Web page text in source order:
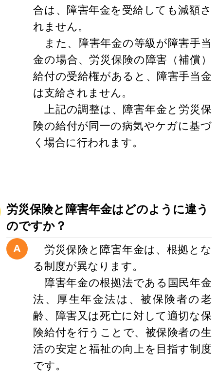
合は、障害年金を受給しても減額さ
れません。
また、障害年金の等級が障害手当
金の場合、労災保険の障害（補償）
給付の受給権があると、障害手当金
は支給されません。
上記の調整は、障害年金と労災保
険の給付が同一の病気やケガに基づ
く場合に行われます。
労災保険と障害年金はどのように違う
のですか？
A
労災保険と障害年金は、根拠とな
る制度が異なります。
障害年金の根拠法である国民年金
法、厚生年金法は、被保険者の老
齢、障害又は死亡に対して適切な保
険給付を行うことで、被保険者の生
活の安定と福祉の向上を目指す制度
です。